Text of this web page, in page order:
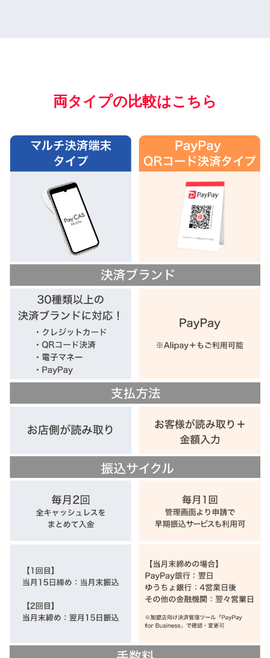
両タイプの比較はこちら